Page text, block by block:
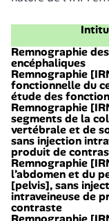
Remnographie
encéphaliques
Remnographie
fonctionnelle du
étude des
Remnographie
segments de la
vertébrale et de
sans injection
produit de
Remnographie
l’abdomen et du
[pelvis], sans
intraveineuse de
contraste